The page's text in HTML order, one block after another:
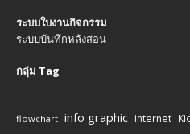
ระบบใบงานกิจกรรม
ระบบบันทึกหลังสอน
กลุ่ม Tag
flowchart info graphic internet